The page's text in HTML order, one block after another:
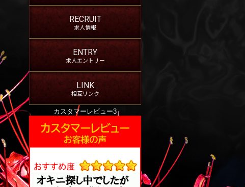
RECRUIT
求人情報
ENTRY
求人エントリー
LINK
相互リンク
カスタマーレビュー3